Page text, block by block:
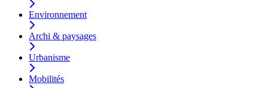
Environnement
Archi & paysages
Urbanisme
Mobilités